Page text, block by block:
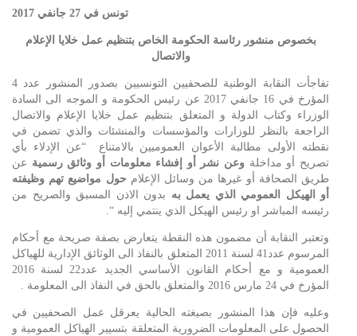
تونس في 27 جانفي 2017
بخصوص منشور رئاسة الحكومة الخاص بتنظيم عمل خلايا الإعلام
والاتصال
تفاجأت النقابة الوطنية للصحفيين التونسيين بصدور المنشور عدد 4
المؤرخ في 16 جانفي 2017 عن رئيس الحكومة و الموجه الى السادة
الوزراء وكتاب الدولة و المتعلق بتنظيم عمل خلايا الإعلام والاتصال
الراجعة بالنظر للوزارات والمؤسسات والمنشئات والذي تضمن في
نقطته الأولى مطالبة الأعوان العموميين بالامتناع
“عن الإدلاء بأي
تصريح أو مداخلة وعن نشر أو إفشاء معلومات أو وثائق رسمية عن
طريق الصحافة أو غيرها من وسائل الإعلام حول مواضيع تهم وظيفته
أو الهيكل العمومي الذي يعمل به بدون الاذن المسبق والصريح من
رئيسه المباشر او رئيس الهيكل الذي ينتمي إليه “.
وتعتبر النقابة أن مضمون هذه النقطة يتعارض بصفة صريحة مع أحكام
المرسوم عدد41 لسنة 2011 المتعلق بالنفاذ الى الوثائق الإدارية للهياكل
العمومية و مع أحكام القانون الأساسي الجديد عدد22 لسنة 2016
المؤرخ في 24 مارس 2016 والمتعلق بالحق في النفاذ الى المعلومة .
وعليه فإن هذا المنشور بصيغته الحالية يعرقل عمل الصحفيين في
الحصول على المعلومات الضرورية المتعلقة بتسيير الهياكل العمومية و